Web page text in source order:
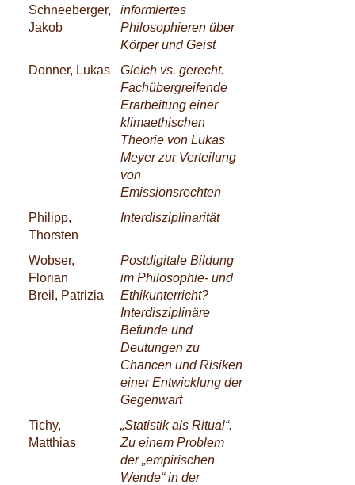
Schneeberger,
Jakob
informiertes
Philosophieren über
Körper und Geist
Donner, Lukas
Gleich vs. gerecht.
Fachübergreifende
Erarbeitung einer
klimaethischen
Theorie von Lukas
Meyer zur Verteilung
von
Emissionsrechten
Philipp,
Thorsten
Interdisziplinarität
Wobser,
Florian
Breil, Patrizia
Postdigitale Bildung
im Philosophie- und
Ethikunterricht?
Interdisziplinäre
Befunde und
Deutungen zu
Chancen und Risiken
einer Entwicklung der
Gegenwart
Tichy,
Matthias
„Statistik als Ritual“.
Zu einem Problem
der „empirischen
Wende“ in der